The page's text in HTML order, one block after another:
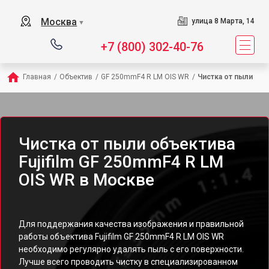
Москва ▼ улица 8 Марта, 14
+7 (800) 302-40-76
Главная / Объектив / GF 250mmF4 R LM OIS WR / Чистка от пыли
Чистка от пыли объектива
Fujifilm GF 250mmF4 R LM
OIS WR в Москве
Для поддержания качества изображения и правильной
работы объектива Fujifilm GF 250mmF4 R LM OIS WR
необходимо регулярно удалять пыль с его поверхности.
Лучше всего проводить чистку в специализированном